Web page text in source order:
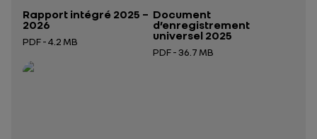
Rapport intégré 2025 –
2026
PDF - 4.2 MB
Ouverture dans un nouvel onglet
Document
d’enregistrement
universel 2025
PDF - 36.7 MB